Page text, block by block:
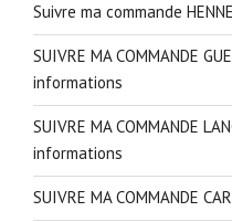
Suivre ma commande
SUIVRE MA COMMANDE
informations
SUIVRE MA COMMANDE
informations
SUIVRE MA COMMANDE